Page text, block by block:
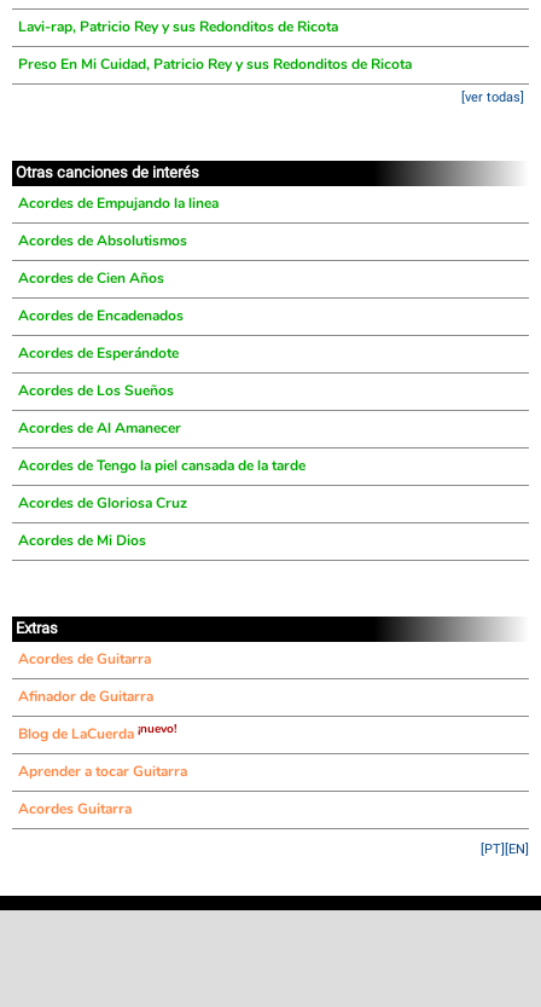
Lavi-rap, Patricio Rey y sus Redonditos de Ricota
Preso En Mi Cuidad, Patricio Rey y sus Redonditos de Ricota
[ver todas]
Otras canciones de interés
Acordes de Empujando la linea
Acordes de Absolutismos
Acordes de Cien Años
Acordes de Encadenados
Acordes de Esperándote
Acordes de Los Sueños
Acordes de Al Amanecer
Acordes de Tengo la piel cansada de la tarde
Acordes de Gloriosa Cruz
Acordes de Mi Dios
Extras
Acordes de Guitarra
Afinador de Guitarra
Blog de LaCuerda ¡nuevo!
Aprender a tocar Guitarra
Acordes Guitarra
[EN]
[PT]